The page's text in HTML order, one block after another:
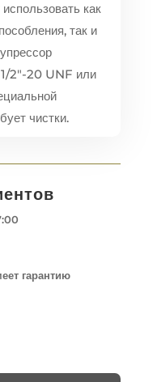
как
так и
1/2″-20 UNF или
чистки.
гарантию